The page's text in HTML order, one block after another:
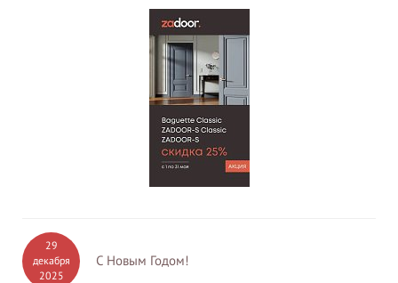
29
декабря
2025
С Новым Годом!